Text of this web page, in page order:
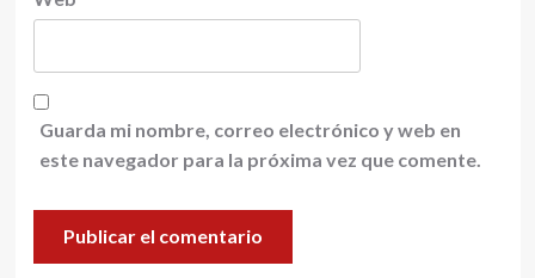
Guarda mi nombre, correo electrónico y web en
este navegador para la próxima vez que comente.